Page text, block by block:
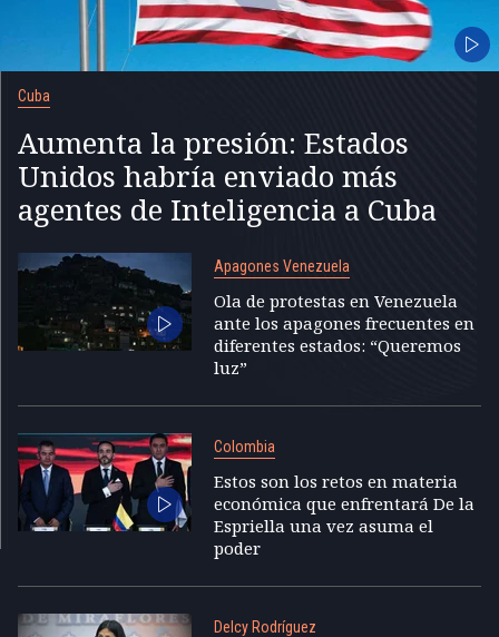
Cuba
Aumenta la presión: Estados
Unidos habría enviado más
agentes de Inteligencia a Cuba
Apagones Venezuela
Ola de protestas en Venezuela
ante los apagones frecuentes en
diferentes estados: “Queremos
luz”
Colombia
Estos son los retos en materia
económica que enfrentará De la
Espriella una vez asuma el
poder
Delcy Rodríguez